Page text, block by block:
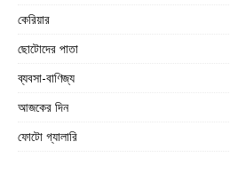
কেরিয়ার
ছোটোদের পাতা
ব্যবসা-বাণিজ্য
আজকের দিন
ফোটো গ্যালারি